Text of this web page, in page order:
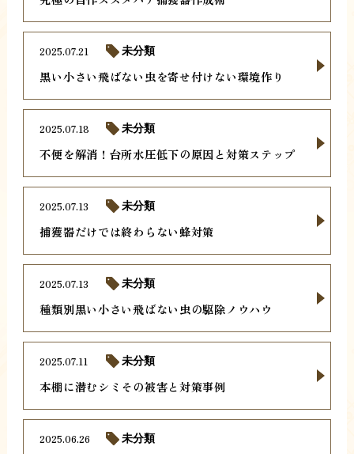
黒い小さい飛ばない虫を寄せ付けない環境作り
2025.07.21 未分類
不便を解消！台所水圧低下の原因と対策ステップ
2025.07.18 未分類
捕獲器だけでは終わらない蜂対策
2025.07.13 未分類
種類別黒い小さい飛ばない虫の駆除ノウハウ
2025.07.13 未分類
本棚に潜むシミその被害と対策事例
2025.07.11 未分類
2025.06.26 未分類